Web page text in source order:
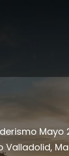
Mayo
Valladolid,